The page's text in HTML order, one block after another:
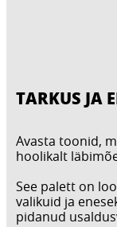
TARKUS JA
Avasta toonid,
hoolikalt
See palett on
valikuid ja
pidanud